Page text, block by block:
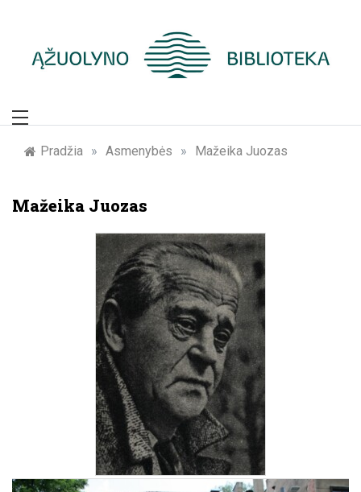
Žymūs Kauno
žmonės: atminimo
įamžinimas
Pradžia » Asmenybės » Mažeika Juozas
Mažeika Juozas